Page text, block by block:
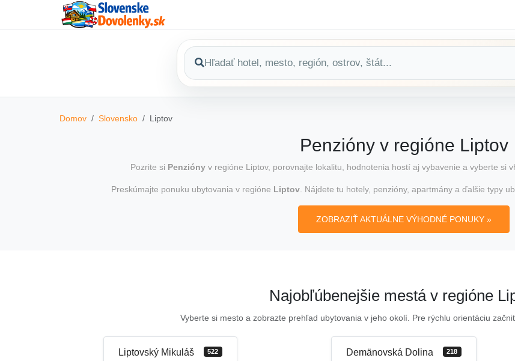
Domov Slovensko Liptov
Penzióny v regióne Liptov
Pozrite si Penzióny v regióne Liptov, porovnajte lokalitu, hodnotenia hostí aj vybavenie a vyberte si
Preskúmajte ponuku ubytovania v regióne Liptov. Nájdete tu hotely, penzióny, apartmány a ďalšie typy
ZOBRAZIŤ AKTUÁLNE VÝHODNÉ PONUKY »
Najobľúbenejšie mestá v regióne
Vyberte si mesto a zobrazte prehľad ubytovania v jeho okolí. Pre rýchlu orientáciu
Liptovský Mikuláš 522 Demänovská Dolina 218